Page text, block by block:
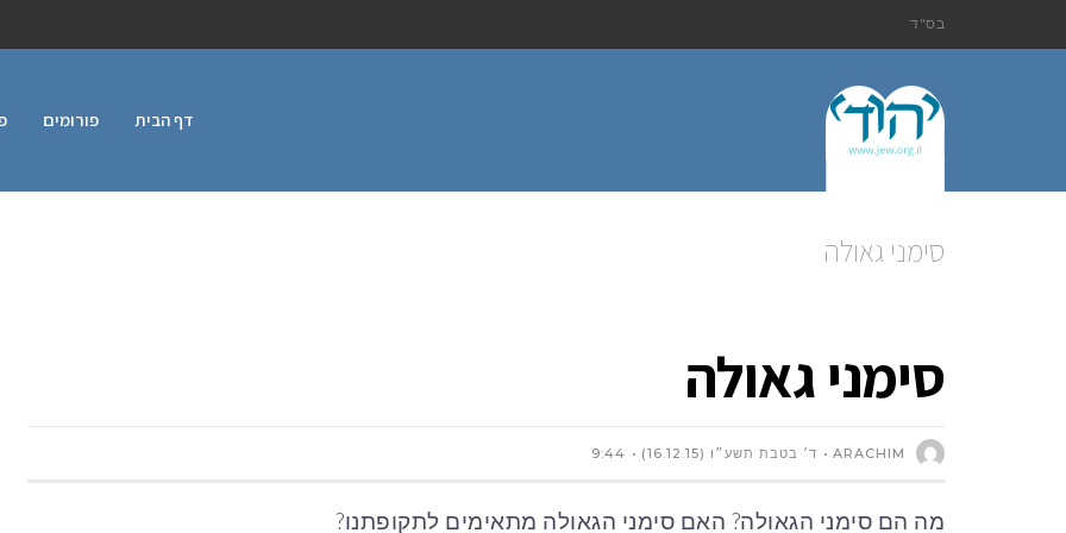
בס"ד
דף הבית פורומים
סימני גאולה
סימני גאולה
ד׳ בטבת תשע״ו (16.12.15) 9:44
מה הם סימני הגאולה? האם סימני הגאולה מתאימים לתקופתנו?